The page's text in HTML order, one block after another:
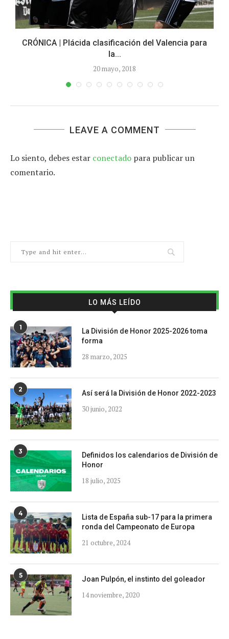
CRÓNICA | Plácida clasificación del Valencia para
la...
20 mayo, 2018
LEAVE A COMMENT
Lo siento, debes estar conectado para publicar un
comentario.
LO MÁS LEÍDO
1
La División de Honor 2025-2026 toma
forma
28 marzo, 2025
2 Así será la División de Honor 2022-2023
30 junio, 2022
3
Definidos los calendarios de División de
Honor
18 julio, 2025
4
Lista de España sub-17 para la primera
ronda del Campeonato de Europa
21 octubre, 2024
5 Joan Pulpón, el instinto del goleador
14 noviembre, 2020